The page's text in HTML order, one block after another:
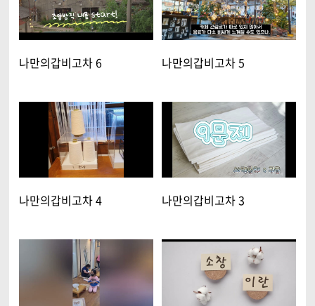
나만의갑비고차 6 나만의갑비고차 5
나만의갑비고차 4 나만의갑비고차 3